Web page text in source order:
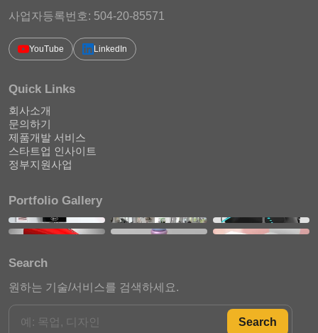
사업자등록번호: 504-20-85571
YouTube LinkedIn
Quick Links
회사소개
문의하기
제품개발 서비스
스타트업 인사이트
정부지원사업
Portfolio Gallery
Search
원하는 기술/서비스를 검색하세요.
Search